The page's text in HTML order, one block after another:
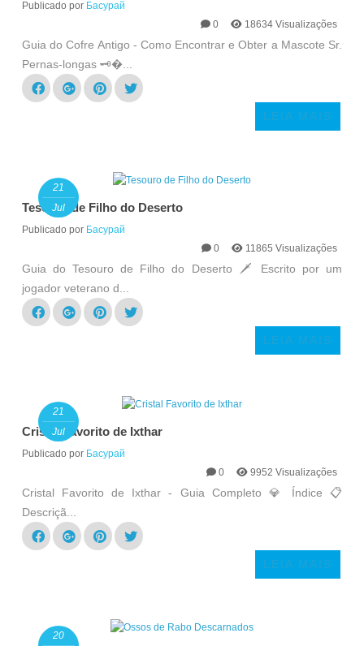
Publicado por Басурай
0
18634 Visualizações
Guia do Cofre Antigo - Como Encontrar e Obter a Mascote Sr.
Pernas-longas 🗝�...
LEIA MAIS
21
Jul
Tesouro de Filho do Deserto
Publicado por Басурай
0
11865 Visualizações
Guia do Tesouro de Filho do Deserto 🗡️ Escrito por um
jogador veterano d...
LEIA MAIS
21
Jul
Cristal Favorito de Ixthar
Publicado por Басурай
0
9952 Visualizações
Cristal Favorito de Ixthar - Guia Completo 💎 Índice 📋
Descriçã...
LEIA MAIS
20